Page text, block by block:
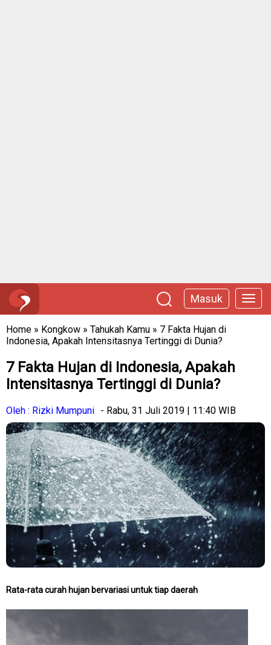
Masuk
Home » Kongkow » Tahukah Kamu » 7 Fakta Hujan di
Indonesia, Apakah Intensitasnya Tertinggi di Dunia?
7 Fakta Hujan di Indonesia, Apakah
Intensitasnya Tertinggi di Dunia?
Oleh : Rizki Mumpuni - Rabu, 31 Juli 2019 | 11:40 WIB
Rata-rata curah hujan bervariasi untuk tiap daerah